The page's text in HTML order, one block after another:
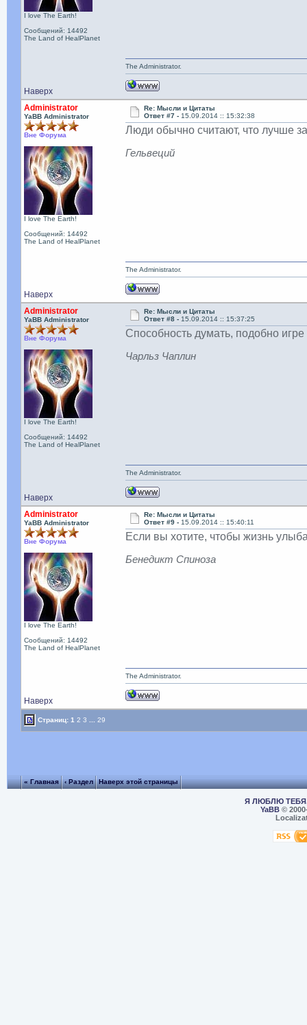
I love The Earth!
Сообщений: 14492
The Land of HealPlanet
Наверх
The Administrator.
Administrator
YaBB Administrator
Вне Форума
I love The Earth!
Сообщений: 14492
The Land of HealPlanet
Re: Мысли и Цитаты
Ответ #7 - 15.09.2014 :: 15:32:38
Люди обычно считают, что лучше
Гельвеций
Наверх
The Administrator.
Administrator
YaBB Administrator
Вне Форума
I love The Earth!
Сообщений: 14492
The Land of HealPlanet
Re: Мысли и Цитаты
Ответ #8 - 15.09.2014 :: 15:37:25
Способность думать, подобно
Чарльз Чаплин
Наверх
The Administrator.
Administrator
YaBB Administrator
Вне Форума
I love The Earth!
Сообщений: 14492
The Land of HealPlanet
Re: Мысли и Цитаты
Ответ #9 - 15.09.2014 :: 15:40:11
Если вы хотите, чтобы жизнь
Бенедикт Спиноза
Наверх
The Administrator.
Страниц:1 2 3 29
« Главная ‹ Раздел Наверх этой страницы
Я ЛЮБЛЮ
YaBB©